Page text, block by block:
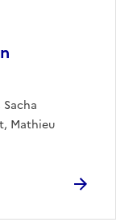
Mathieu